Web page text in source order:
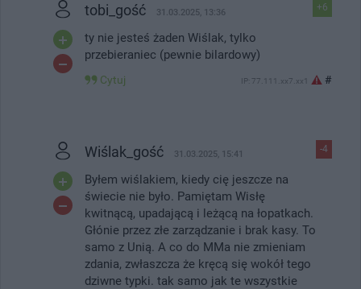
+6
tobi_gość 31.03.2025, 13:36
ty nie jesteś żaden Wiślak, tylko
przebieraniec (pewnie bilardowy)
Cytuj IP: 77.111.xx7.xx1 #
-4
Wiślak_gość 31.03.2025, 15:41
Byłem wiślakiem, kiedy cię jeszcze na
świecie nie było. Pamiętam Wisłę
kwitnącą, upadającą i leżącą na łopatkach.
Głónie przez złe zarządzanie i brak kasy. To
samo z Unią. A co do MMa nie zmieniam
zdania, zwłaszcza że kręcą się wokół tego
dziwne typki. tak samo jak te wszystkie